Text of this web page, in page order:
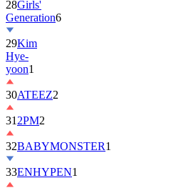
29Kim
Hye-
yoon1
30ATEEZ
312PM2
32 BABYMONSTER
33ENHYPEN1
34ILLIT6